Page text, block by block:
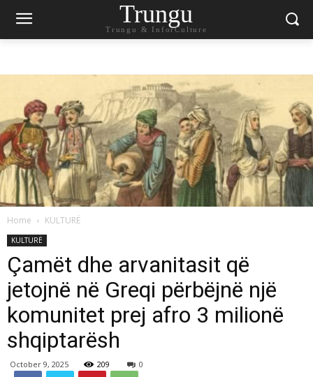
Trungu
Trungu & InforCulture
Home KULTURË
KULTURË
Çamët dhe arvanitasit që
jetojnë në Greqi përbëjnë një
komunitet prej afro 3 milionë
shqiptarësh
October 9, 2025 209 0